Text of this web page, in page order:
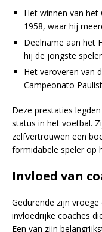
Het winnen van het
1958, waar hij
Deelname aan het
hij de jongste
Het veroveren van
Campeonato
Deze prestaties
status in het voetbal.
zelfvertrouwen een
formidabele speler op
Invloed van
Gedurende zijn
invloedrijke coaches
Een van zijn